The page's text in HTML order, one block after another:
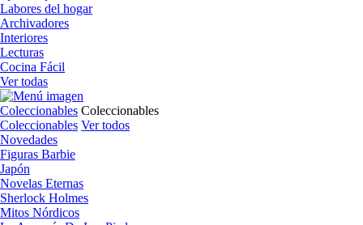
Labores del hogar
Archivadores
Interiores
Lecturas
Cocina Fácil
Ver todas
Coleccionables Coleccionables
Coleccionables Ver todos
Novedades
Figuras Barbie
Japón
Novelas Eternas
Sherlock Holmes
Mitos Nórdicos